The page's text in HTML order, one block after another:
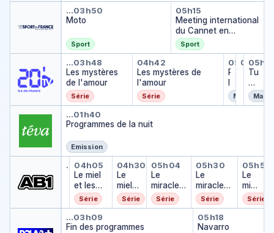
Moto
…03h50
Moto
Sport
Meeting
05h15
Meeting international
du Cannet en
Roussillon
Sport
Les mystères de l'amour
…03h48
Les mystères
de l'amour
Série
Les mystères de
04h42
Les mystères de
l'amour
Série
05h36
P
a
n
Magazine
05h43
Tu
Tu
pe
ux
pa
Programmes de la nuit
…01h40
Programmes de la nuit
Emission
Le miel et les abeilles
…
03h40
Le miel et les abeilles
Le miel et les abeilles
04h05
Le miel
et les
abeilles
Série
Le miel et les abeilles
04h30
Le
miel
et les
abeill
Série
Le miracle de
05h04
Le
miracle
de
l'amour
Série
Le miracle
05h30
Le
miracle
de
l'amour
Série
Le
05h57
Le
mira
cle
de
Série
Fin des programmes
…03h09
Fin des programmes
Navarro
05h18
Navarro